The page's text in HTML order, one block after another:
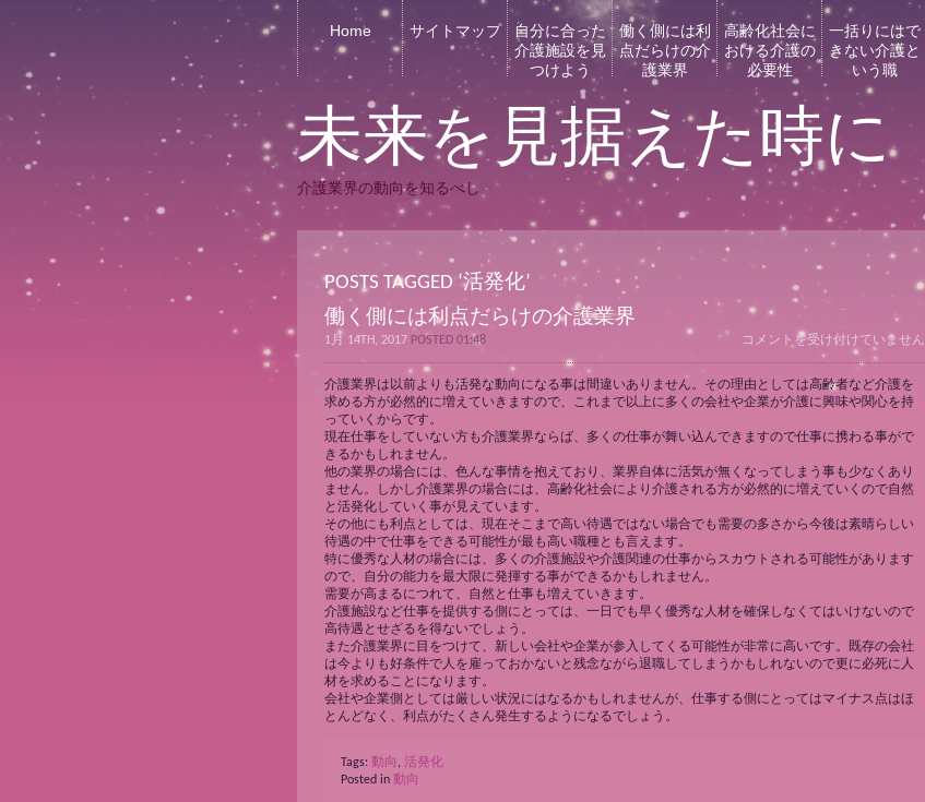
Home サイトマップ
自分に合った
介護施設を見
つけよう
働く側には利
点だらけの介
護業界
高齢化社会に
おける介護の
必要性
一括りにはで
きない介護と
いう職
未来を見据えた時に
介護業界の動向を知るべし
POSTS TAGGED ‘活発化’
働く側には利点だらけの介護業界
働
に
は
点
ら
け
介
業
コメントを受け付けていません
1月 14TH, 2017 POSTED 01:48
介護業界は以前よりも活発な動向になる事は間違いありません。その理由としては高齢者など介護を
求める方が必然的に増えていきますので、これまで以上に多くの会社や企業が介護に興味や関心を持
っていくからです。
現在仕事をしていない方も介護業界ならば、多くの仕事が舞い込んできますので仕事に携わる事がで
きるかもしれません。
他の業界の場合には、色んな事情を抱えており、業界自体に活気が無くなってしまう事も少なくあり
ません。しかし介護業界の場合には、高齢化社会により介護される方が必然的に増えていくので自然
と活発化していく事が見えています。
その他にも利点としては、現在そこまで高い待遇ではない場合でも需要の多さから今後は素晴らしい
待遇の中で仕事をできる可能性が最も高い職種とも言えます。
特に優秀な人材の場合には、多くの介護施設や介護関連の仕事からスカウトされる可能性があります
ので、自分の能力を最大限に発揮する事ができるかもしれません。
需要が高まるにつれて、自然と仕事も増えていきます。
介護施設など仕事を提供する側にとっては、一日でも早く優秀な人材を確保しなくてはいけないので
高待遇とせざるを得ないでしょう。
また介護業界に目をつけて、新しい会社や企業が参入してくる可能性が非常に高いです。既存の会社
は今よりも好条件で人を雇っておかないと残念ながら退職してしまうかもしれないので更に必死に人
材を求めることになります。
会社や企業側としては厳しい状況にはなるかもしれませんが、仕事する側にとってはマイナス点はほ
とんどなく、利点がたくさん発生するようになるでしょう。
Tags: 動向 , 活発化
Posted in 動向